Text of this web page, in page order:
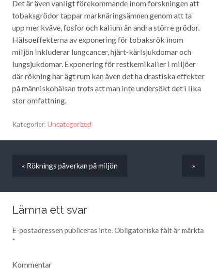
Det är även vanligt förekommande inom forskningen att
tobaksgrödor tappar marknäringsämnen genom att ta
upp mer kväve, fosfor och kalium än andra större grödor.
Hälsoeffekterna av exponering för tobaksrök inom
miljön inkluderar lungcancer, hjärt-kärlsjukdomar och
lungsjukdomar. Exponering för restkemikalier i miljöer
där rökning har ägt rum kan även det ha drastiska effekter
på människohälsan trots att man inte undersökt det i lika
stor omfattning.
Kategorier: Uncategorized
»
« Röknings påverkan på miljön
Lämna ett svar
E-postadressen publiceras inte. Obligatoriska fält är märkta
*
Kommentar